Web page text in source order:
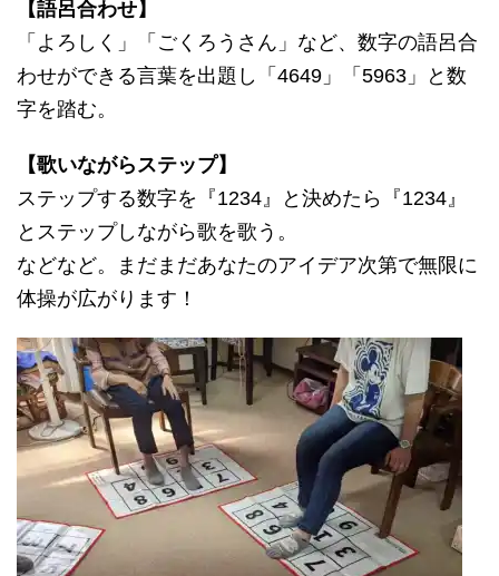
【語呂合わせ】
「よろしく」「ごくろうさん」など、数字の語呂合
わせができる言葉を出題し「4649」「5963」と数
字を踏む。
【歌いながらステップ】
ステップする数字を『1234』と決めたら『1234』
とステップしながら歌を歌う。
などなど。まだまだあなたのアイデア次第で無限に
体操が広がります！